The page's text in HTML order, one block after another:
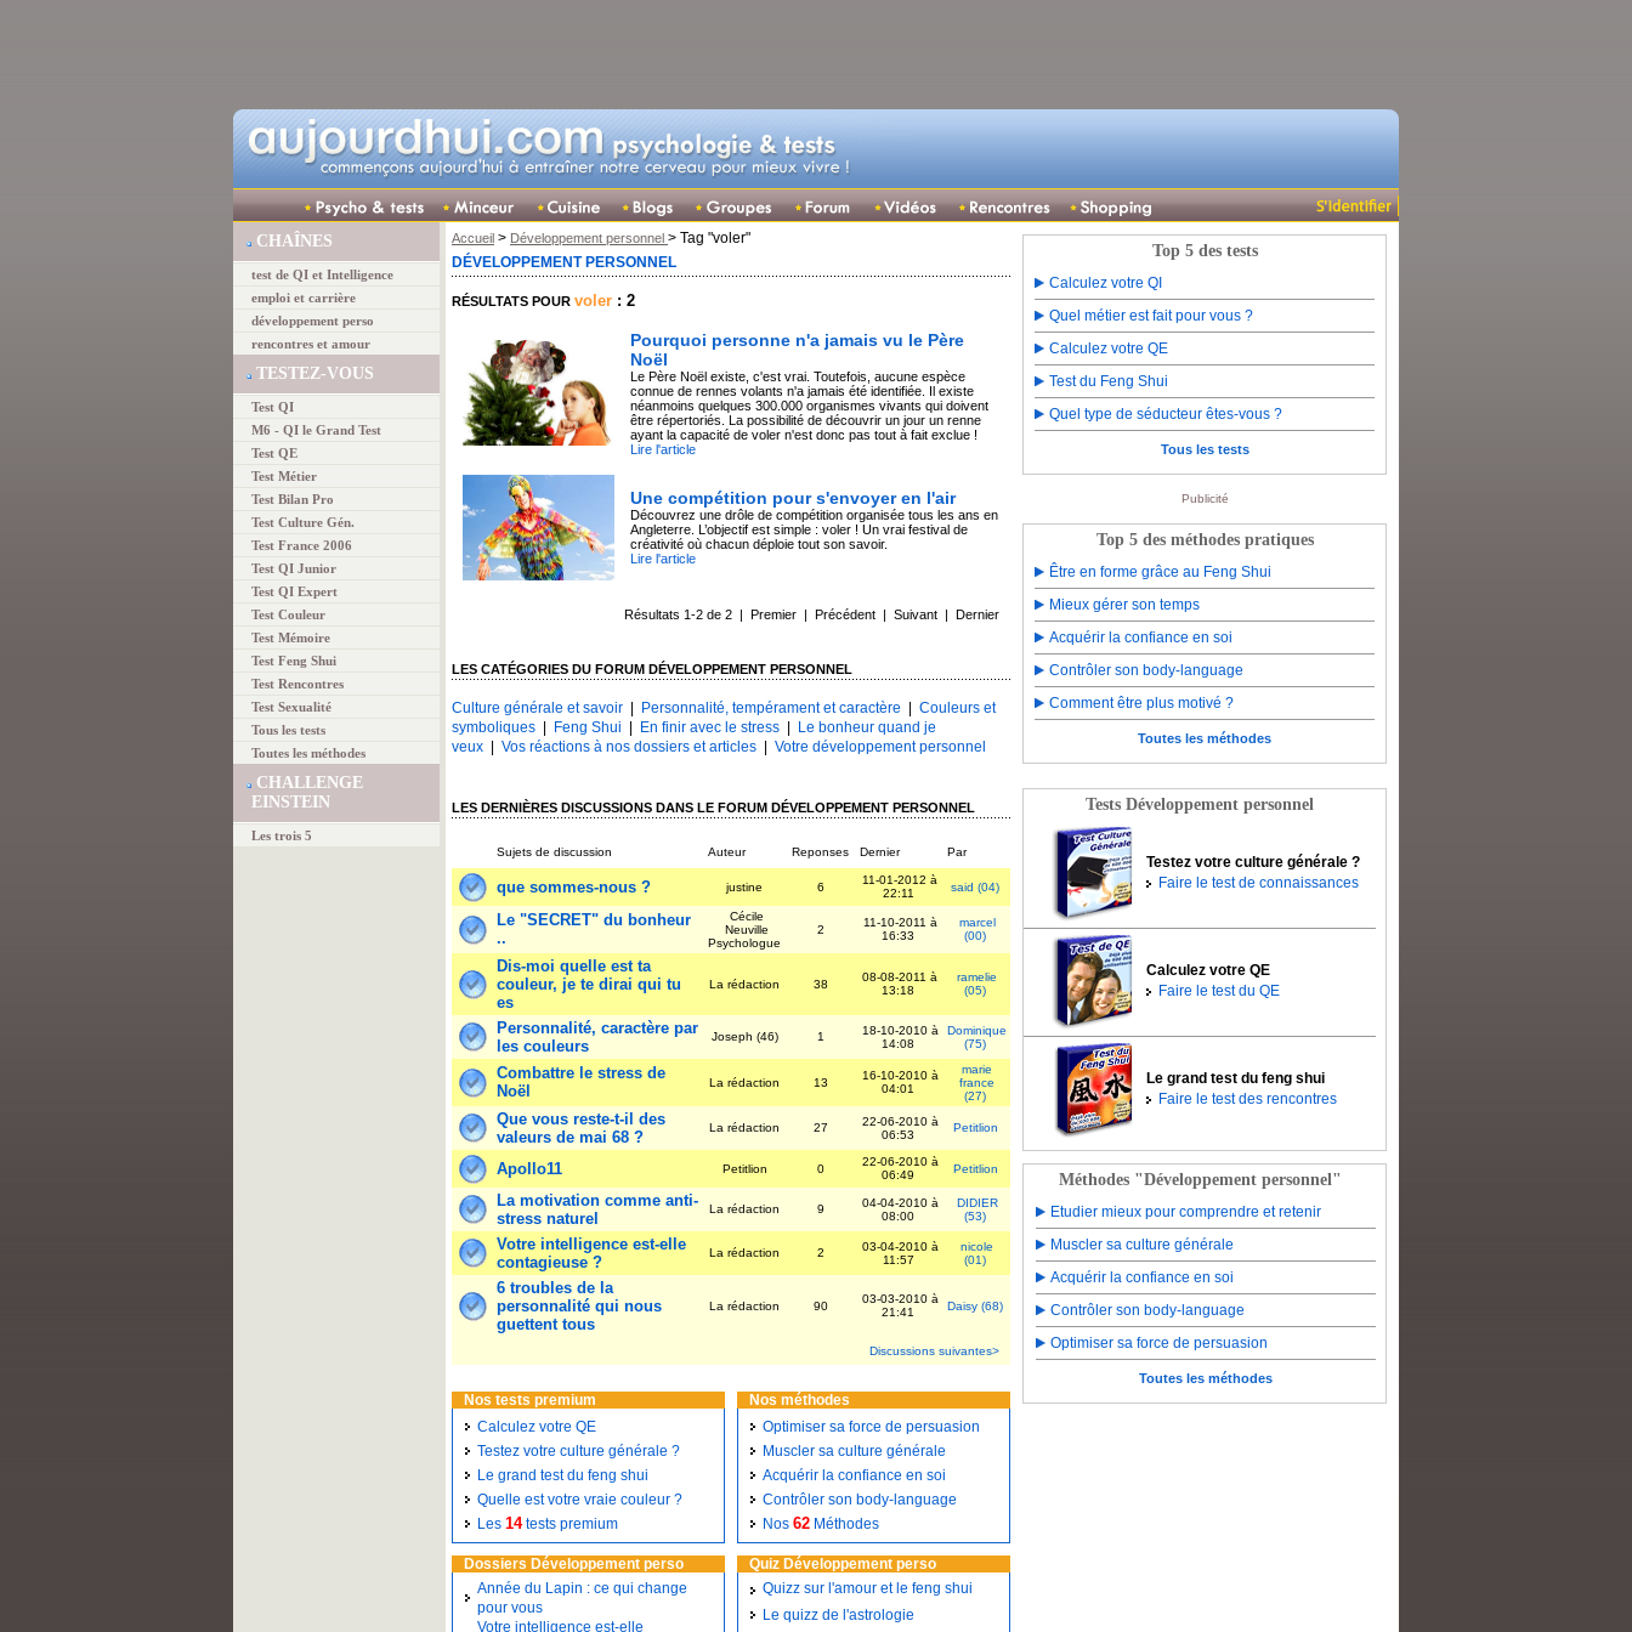
CHAÎNES
test de QI et Intelligence
emploi et carrière
développement perso
rencontres et amour
TESTEZ-VOUS
Test QI
M6 - QI le Grand Test
Test QE
Test Métier
Test Bilan Pro
Test Culture Gén.
Test France 2006
Test QI Junior
Test QI Expert
Test Couleur
Test Mémoire
Test Feng Shui
Test Rencontres
Test Sexualité
Tous les tests
Toutes les méthodes
CHALLENGE
EINSTEIN
Les trois 5
Accueil > Développement personnel > Tag "voler"
DÉVELOPPEMENT PERSONNEL
RÉSULTATS POUR voler : 2
Pourquoi personne n'a jamais vu le Père
Noël
Le Père Noël existe, c'est vrai. Toutefois, aucune espèce
connue de rennes volants n'a jamais été identifiée. Il existe
néanmoins quelques 300.000 organismes vivants qui doivent
être répertoriés. La possibilité de découvrir un jour un renne
ayant la capacité de voler n'est donc pas tout à fait exclue !
Lire l'article
Une compétition pour s'envoyer en l'air
Découvrez une drôle de compétition organisée tous les ans en
Angleterre. L’objectif est simple : voler ! Un vrai festival de
créativité où chacun déploie tout son savoir.
Lire l'article
Résultats 1-2 de 2 | Premier | Précédent | Suivant | Dernier
LES CATÉGORIES DU FORUM DÉVELOPPEMENT PERSONNEL
Culture générale et savoir Personnalité, tempérament et caractère
Couleurs et
symboliques
Feng Shui En finir avec le stress
Le bonheur quand je
veux
Vos réactions à nos dossiers et articles Votre développement personnel
LES DERNIÈRES DISCUSSIONS DANS LE FORUM DÉVELOPPEMENT PERSONNEL
Sujets de discussion Auteur Reponses Dernier Par
que sommes-nous ? justine 6
11-01-2012 à
22:11
said (04)
Le "SECRET" du bonheur
..
Cécile
Neuville
Psychologue
2
11-10-2011 à
16:33
marcel
(00)
Dis-moi quelle est ta
couleur, je te dirai qui tu
es
La rédaction 38
08-08-2011 à
13:18
ramelie
(05)
Personnalité, caractère par
les couleurs
Joseph (46) 1
18-10-2010 à
14:08
Dominique
(75)
Combattre le stress de
Noël
La rédaction 13
16-10-2010 à
04:01
marie
france
(27)
Que vous reste-t-il des
valeurs de mai 68 ?
La rédaction 27
22-06-2010 à
06:53
Petitlion
Apollo11 Petitlion 0
22-06-2010 à
06:49
Petitlion
La motivation comme anti-
stress naturel
La rédaction 9
04-04-2010 à
08:00
DIDIER
(53)
Votre intelligence est-elle
contagieuse ?
La rédaction 2
03-04-2010 à
11:57
nicole
(01)
6 troubles de la
personnalité qui nous
guettent tous
La rédaction 90
03-03-2010 à
21:41
Daisy (68)
Discussions suivantes>
Nos tests premium
Calculez votre QE
Testez votre culture générale ?
Le grand test du feng shui
Quelle est votre vraie couleur ?
Les 14tests premium
Nos méthodes
Optimiser sa force de persuasion
Muscler sa culture générale
Acquérir la confiance en soi
Contrôler son body-language
Nos 62 Méthodes
Dossiers Développement perso
Année du Lapin : ce qui change
pour vous
Votre intelligence est-elle
Quiz Développement perso
Quizz sur l'amour et le feng shui
Le quizz de l'astrologie
Top 5 des tests
Calculez votre QI
Quel métier est fait pour vous ?
Calculez votre QE
Test du Feng Shui
Quel type de séducteur êtes-vous ?
Tous les tests
Publicité
Top 5 des méthodes pratiques
Être en forme grâce au Feng Shui
Mieux gérer son temps
Acquérir la confiance en soi
Contrôler son body-language
Comment être plus motivé ?
Toutes les méthodes
Tests Développement personnel
Testez votre culture générale ?
Faire le test de connaissances
Calculez votre QE
Faire le test du QE
Le grand test du feng shui
Faire le test des rencontres
Méthodes "Développement personnel"
Etudier mieux pour comprendre et retenir
Muscler sa culture générale
Acquérir la confiance en soi
Contrôler son body-language
Optimiser sa force de persuasion
Toutes les méthodes